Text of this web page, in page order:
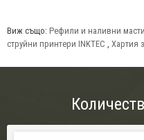
Виж също: Рефили и наливни
струйни принтери INKTEC
Хартия